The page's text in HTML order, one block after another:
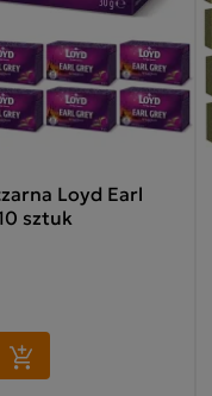
Loyd Earl
sztuk